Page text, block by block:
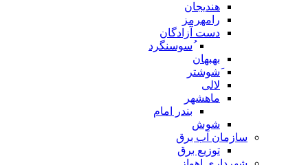
هندیجان
رامهرمز
دست آزادگان
ُسوسنگرد
بهبهان
َشوشتر
لالی
ماهشهر
بندر امام
شوش
سازمان آب برق
توزیع برق